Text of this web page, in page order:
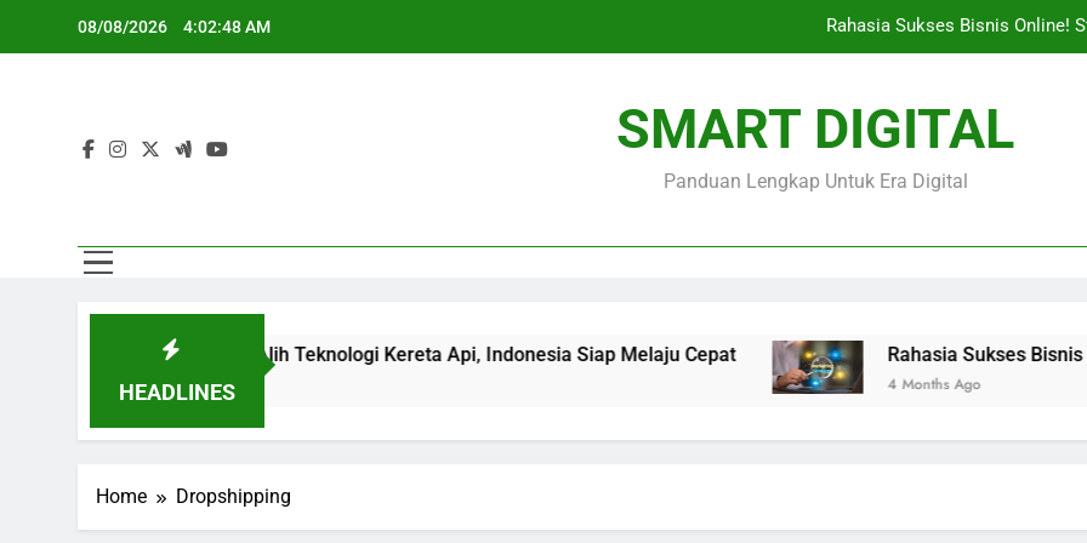
08/08/2026 4:02:48 AM Rahasia Sukses Bisnis Online!
Rahasia Di Balik Canva Yang Bisa
Geger Inovasi! BRIN Dorong Percepatan Alih Teknologi
Rahasia Di Balik Canva Yang Bisa
SMART DIGITAL
Panduan Lengkap Untuk Era Digital
HEADLINES
Dorong Percepatan Alih Teknologi Kereta Api, Indonesia Siap Melaju Cepat Rahasia Sukses Bisnis
4 Months Ago
Home Dropshipping